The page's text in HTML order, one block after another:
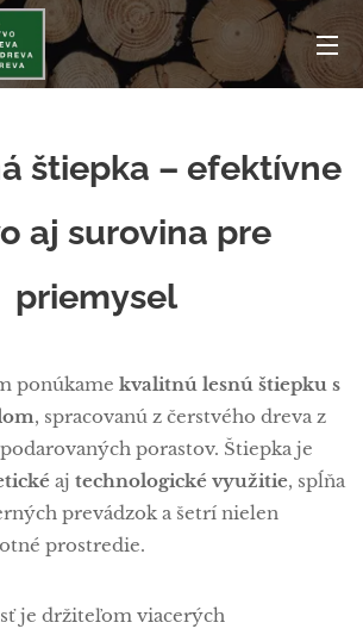
štiepka – efektívne
aj surovina pre
priemysel
ponúkame kvalitnú lesnú štiepku s
, spracovanú z čerstvého dreva z
porastov. Štiepka je
aj technologické využitie, spĺňa
prevádzok a šetrí nielen
prostredie.
je držiteľom viacerých